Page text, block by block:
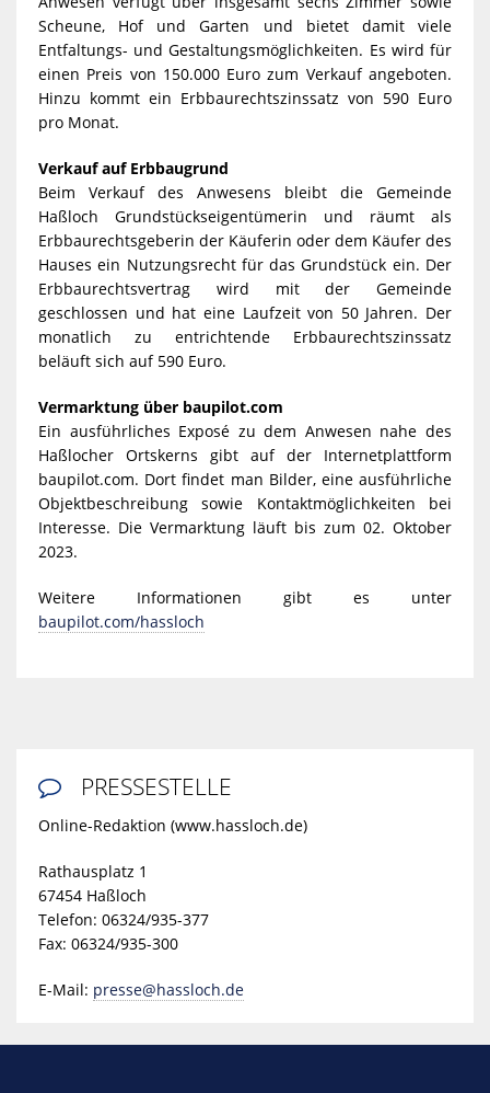
Scheune, Hof und Garten und bietet damit viele
Entfaltungs- und Gestaltungsmöglichkeiten. Es wird für
einen Preis von 150.000 Euro zum Verkauf angeboten.
Hinzu kommt ein Erbbaurechtszinssatz von 590 Euro
pro Monat.
Verkauf auf Erbbaugrund
Beim Verkauf des Anwesens bleibt die Gemeinde
Haßloch Grundstückseigentümerin und räumt als
Erbbaurechtsgeberin der Käuferin oder dem Käufer des
Hauses ein Nutzungsrecht für das Grundstück ein. Der
Erbbaurechtsvertrag wird mit der Gemeinde
geschlossen und hat eine Laufzeit von 50 Jahren. Der
monatlich zu entrichtende Erbbaurechtszinssatz
beläuft sich auf 590 Euro.
Vermarktung über baupilot.com
Ein ausführliches Exposé zu dem Anwesen nahe des
Haßlocher Ortskerns gibt auf der Internetplattform
baupilot.com. Dort findet man Bilder, eine ausführliche
Objektbeschreibung sowie Kontaktmöglichkeiten bei
Interesse. Die Vermarktung läuft bis zum 02. Oktober
2023.
Weitere Informationen gibt es unter
baupilot.com/hassloch
 PRESSESTELLE
Online-Redaktion (www.hassloch.de)
Rathausplatz 1
67454 Haßloch
Telefon: 06324/935-377
Fax: 06324/935-300
E-Mail: presse@hassloch.de